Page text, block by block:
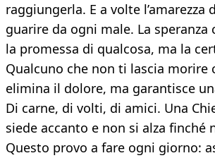
raggiungerla. E a volte l’amarezza
guarire da ogni male. La speranza
la promessa di qualcosa, ma la
Qualcuno che non ti lascia morire
elimina il dolore, ma garantisce
Di carne, di volti, di amici. Una
siede accanto e non si alza finché
Questo provo a fare ogni giorno: